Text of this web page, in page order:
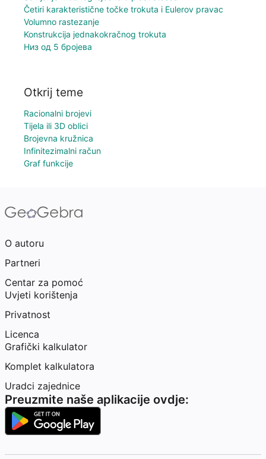
Četiri karakteristične točke trokuta i Eulerov pravac
Volumno rastezanje
Konstrukcija jednakokračnog trokuta
Низ од 5 бројева
Otkrij teme
Racionalni brojevi
Tijela ili 3D oblici
Brojevna kružnica
Infinitezimalni račun
Graf funkcije
O autoru
Partneri
Centar za pomoć
Uvjeti korištenja
Privatnost
Licenca
Grafički kalkulator
Komplet kalkulatora
Uradci zajednice
Preuzmite naše aplikacije ovdje: